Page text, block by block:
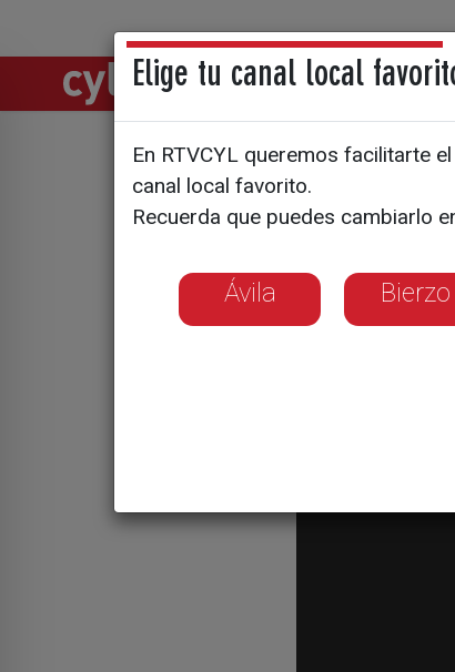
Directos
Soria,
de
Elige tu canal local
En RTVCYL queremos facilitarte
canal local favorito.
Recuerda que puedes cambiarlo
Ávila Bierzo